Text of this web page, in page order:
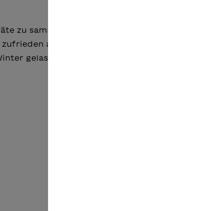
zu sammeln. Eifrig huschen sie
auf einem Stein,
gelassen entgegen.